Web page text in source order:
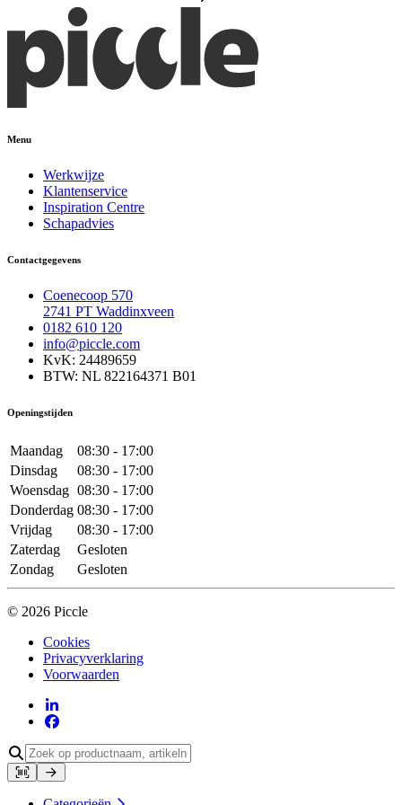
Menu
Werkwijze
Klantenservice
Inspiration Centre
Schapadvies
Contactgegevens
Coenecoop 570
2741 PT Waddinxveen
0182 610 120
info@piccle.com
KvK: 24489659
BTW: NL 822164371 B01
Openingstijden
Maandag
08:30 - 17:00
Dinsdag
08:30 - 17:00
Woensdag 08:30 - 17:00
Donderdag 08:30 - 17:00
Vrijdag
08:30 - 17:00
Zaterdag
Gesloten
Zondag
Gesloten
© 2026 Piccle
Cookies
Privacyverklaring
Voorwaarden